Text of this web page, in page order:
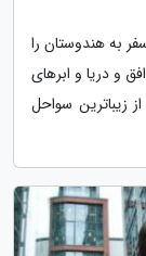
به هندوستان را
و دریا و ابرهای
زیباترین سواحل